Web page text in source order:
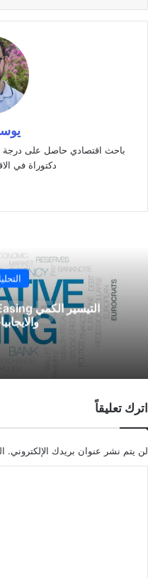
باحث اقتصادي حاصل على درجة
دكتوراة في
اترك تعليقاً
لن يتم نشر عنوان بريدك الإلكتروني.